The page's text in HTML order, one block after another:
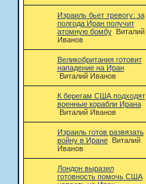
Израиль бьет тревогу: за
полгода Иран получит
атомную бомбу
Виталий
Иванов
Великобритания готовит
нападение на Иран
Виталий Иванов
К берегам США подходят
военные корабли Ирана
Виталий Иванов
Израиль готов развязать
войну в Иране
Виталий
Иванов
Лондон выразил
готовность помочь США